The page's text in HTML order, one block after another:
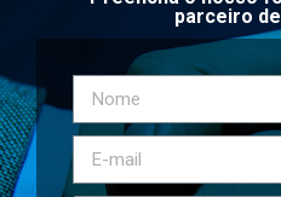
parceiro